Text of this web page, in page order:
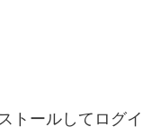
トールしてログイ